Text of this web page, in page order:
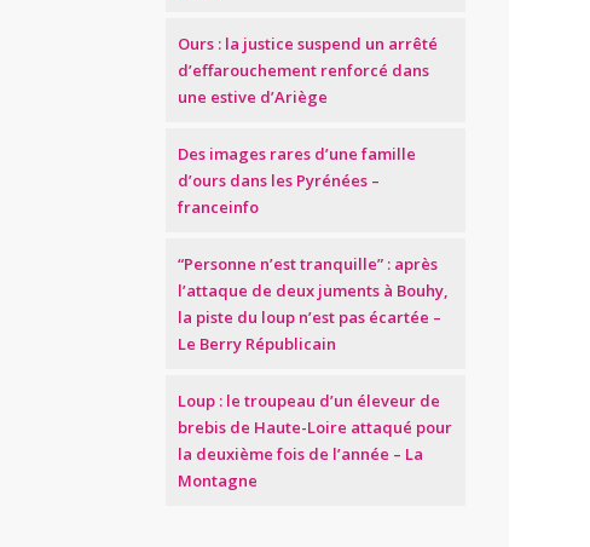
Ours : la justice suspend un arrêté
d’effarouchement renforcé dans
une estive d’Ariège
Des images rares d’une famille
d’ours dans les Pyrénées –
franceinfo
“Personne n’est tranquille” : après
l’attaque de deux juments à Bouhy,
la piste du loup n’est pas écartée –
Le Berry Républicain
Loup : le troupeau d’un éleveur de
brebis de Haute-Loire attaqué pour
la deuxième fois de l’année – La
Montagne